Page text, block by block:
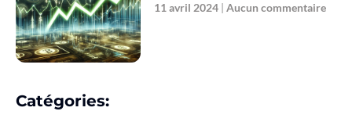
11 avril 2024 Aucun commentaire
Catégories: